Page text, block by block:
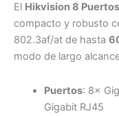
El Hikvision 8
compacto y robusto
802.3af/at de hasta
modo de largo
Puertos: 8×
Gigabit RJ45